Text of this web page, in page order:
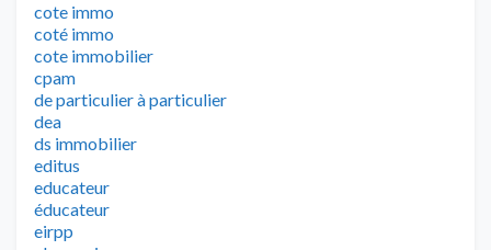
cote immo
coté immo
cote immobilier
cpam
de particulier à particulier
dea
ds immobilier
editus
educateur
éducateur
eirpp